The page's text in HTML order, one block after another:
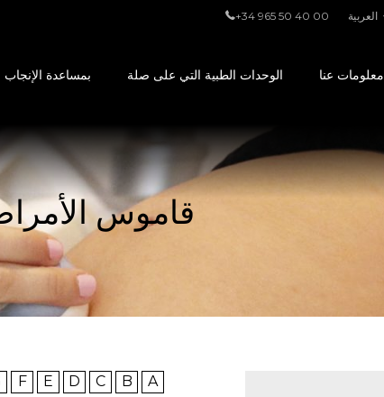
+34 965 50 40 00
بمساعدة الإنجاب الوحدات الطبية التي على صلة معلومات عنا
قاموس
A
B
C
D
E
F